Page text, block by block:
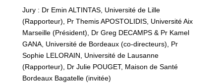
Jury : Dr Emin ALTINTAS, Université de Lille
(Rapporteur), Pr Themis APOSTOLIDIS, Université Aix
Marseille (Président), Dr Greg DECAMPS & Pr Kamel
GANA, Université de Bordeaux (co-directeurs), Pr
Sophie LELORAIN, Université de Lausanne
(Rapporteur), Dr Julie POUGET, Maison de Santé
Bordeaux Bagatelle (invitée)